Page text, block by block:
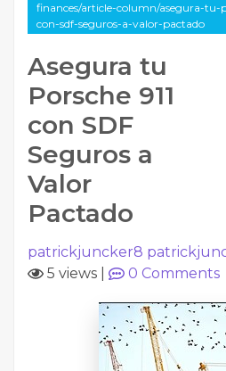
finances/article-column/asegura-tu-
con-sdf-seguros-a-valor-pactado
Asegura tu
Porsche 911
con SDF
Seguros a
Valor
Pactado
patrickjuncker8
5 views
0 Comments